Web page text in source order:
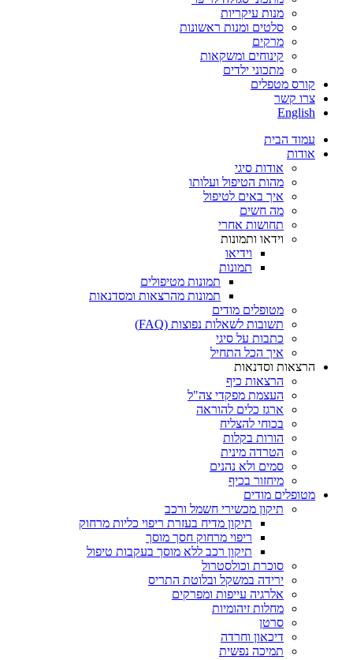
מנות עיקריות
סלטים ומנות ראשונות
מרקים
קינוחים ומשקאות
מתכוני ילדים
קורס מטפלים
צרו קשר
English
עמוד הבית
אודות
אודות סיגי
מהות הטיפול ועלותו
איך באים לטיפול
מה חשים
תחושות אחרי
וידאו ותמונות
וידיאו
תמונות
תמונות מטיפולים
תמונות מהרצאות ומסדנאות
מטופלים מודים
תשובות לשאלות נפוצות (FAQ)
כתבות על סיגי
איך הכל התחיל
הרצאות וסדנאות
הרצאות כיף
העצמת מפקדי צה"ל
ארגז כלים להוראה
בכוחי להצליח
הורות בקלות
הטרדה מינית
סמים ולא נהנים
מיחזור בכיף
מטופלים מודים
תיקון מכשירי חשמל ורכב
תיקון מדיח בעזרת ריפוי כליות מרחוק
ריפוי מרחוק חסך מוסך
תיקון רכב ללא מוסך בעקבות טיפול
סוכרת וכולסטרול
ירידה במשקל ובלוטת התריס
אלרגיה עייפות ומפרקים
מחלות זיהומיות
סרטן
דיכאון וחרדה
תמיכה נפשית